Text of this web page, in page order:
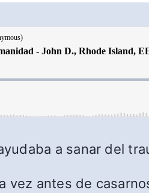
a sanar del
vez antes de